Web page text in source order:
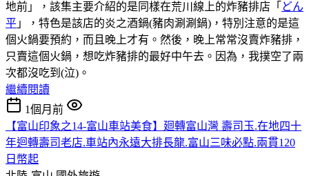
地前」，該集主要介紹的是同樣在荒川線上的炸豬排店「 どん
平 」，特色是該店的炎之酒鍋(豬肉涮涮鍋)，特別注意的是這
個火鍋要預約，而且晚上才有。然後，晚上常常沒賣炸豬排，
只賣這個火鍋，想吃炸豬排的最好中午去。因為，我撲空了兩
次都沒吃到(泣)。
繼續閱讀
1個月前
【富山印象之14-富山車站美食】廻轉富山灣 壽司玉.在地四十
年迴轉壽司老店.車站內永遠大排長龍.富山三味必點.兩貫120
日幣起